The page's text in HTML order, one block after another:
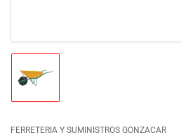
Cargar
1
la
vista
FERRETERIA Y SUMINISTROS GONZACAR